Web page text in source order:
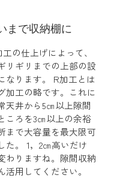
まで収納棚に
の仕上げによって、
リギリまでの上部の設
なります。 R加工とは
加工の略です。これに
天井から5㎝以上隙間
ころを3㎝以上の余裕
まで大容量を最大限可
た。 1，2㎝高いだけ
わりますね。隙間収納
活用してください。